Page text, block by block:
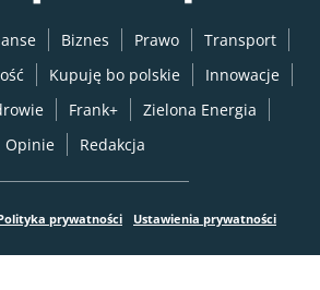
Biznes Prawo
Transport
Kupuję bo polskie
Innowacje
Frank+
Zielona Energia
Opinie
Redakcja
prywatności Ustawienia prywatności